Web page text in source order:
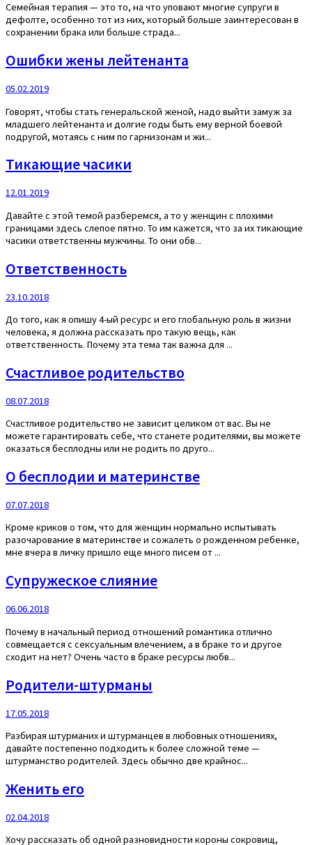
Семейная терапия — это то, на что уповают многие супруги в
дефолте, особенно тот из них, который больше заинтересован в
сохранении брака или больше страда...
Ошибки жены лейтенанта
05.02.2019
Говорят, чтобы стать генеральской женой, надо выйти замуж за
младшего лейтенанта и долгие годы быть ему верной боевой
подругой, мотаясь с ним по гарнизонам и жи...
Тикающие часики
12.01.2019
Давайте с этой темой разберемся, а то у женщин с плохими
границами здесь слепое пятно. То им кажется, что за их тикающие
часики ответственны мужчины. То они обв...
Ответственность
23.10.2018
До того, как я опишу 4-ый ресурс и его глобальную роль в жизни
человека, я должна рассказать про такую вещь, как
ответственность. Почему эта тема так важна для ...
Счастливое родительство
08.07.2018
Счастливое родительство не зависит целиком от вас. Вы не
можете гарантировать себе, что станете родителями, вы можете
оказаться бесплодны или не родить по друго...
О бесплодии и материнстве
07.07.2018
Кроме криков о том, что для женщин нормально испытывать
разочарование в материнстве и сожалеть о рожденном ребенке,
мне вчера в личку пришло еще много писем от ...
Супружеское слияние
06.06.2018
Почему в начальный период отношений романтика отлично
совмещается с сексуальным влечением, а в браке то и другое
сходит на нет? Очень часто в браке ресурсы любв...
Родители-штурманы
17.05.2018
Разбирая штурманих и штурманцев в любовных отношениях,
давайте постепенно подходить к более сложной теме —
штурманство родителей. Здесь обычно две крайнос...
Женить его
02.04.2018
Хочу рассказать об одной разновидности короны сокровищ,